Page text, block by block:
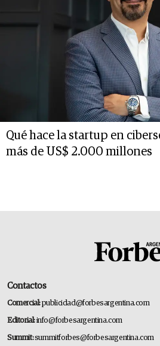
Qué hace la startup en
más de US$ 2.000 millones
Contactos
Comercial:publicidad@forbesargentina.com
Editorial:info@forbesargentina.com
Summit:summitforbes@forbesargentina.com